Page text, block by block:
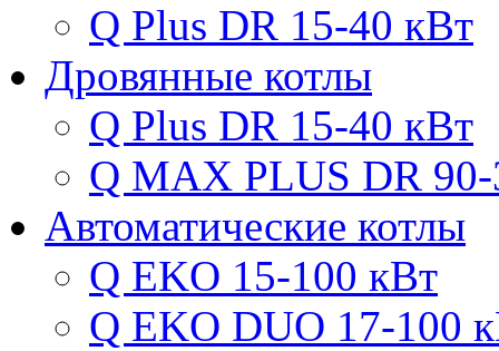
Q Plus DR 15-40 кВт
Дровянные котлы
Q Plus DR 15-40 кВт
Q MAX PLUS DR
Автоматические котлы
Q EKO 15-100 кВт
Q EKO DUO 17-100